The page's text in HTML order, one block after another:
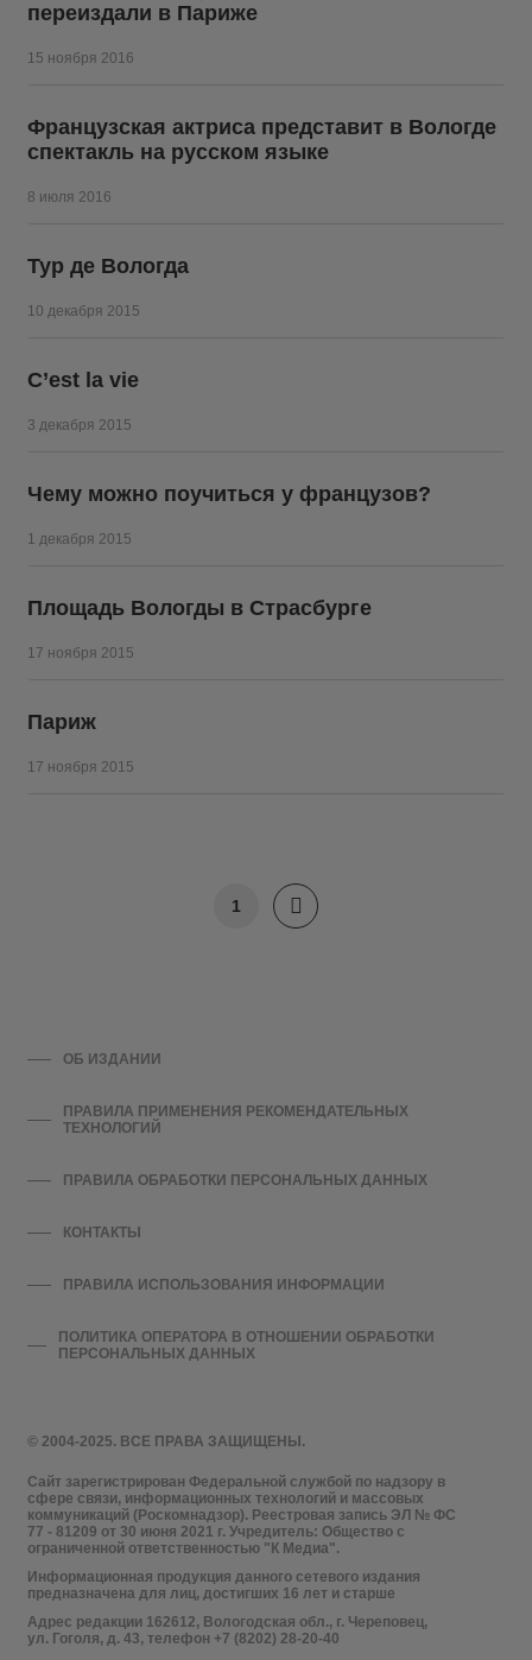
переиздали в Париже
15 ноября 2016
Французская актриса представит в Вологде
спектакль на русском языке
8 июля 2016
Тур де Вологда
10 декабря 2015
C’est la vie
3 декабря 2015
Чему можно поучиться у французов?
1 декабря 2015
Площадь Вологды в Страсбурге
17 ноября 2015
Париж
17 ноября 2015
1
© 2004-2025. ВСЕ ПРАВА ЗАЩИЩЕНЫ.
Сайт зарегистрирован Федеральной службой по надзору в
сфере связи, информационных технологий и массовых
коммуникаций (Роскомнадзор). Реестровая запись ЭЛ № ФС
77 - 81209 от 30 июня 2021 г. Учредитель: Общество с
ограниченной ответственностью "К Медиа".
Информационная продукция данного сетевого издания
предназначена для лиц, достигших 16 лет и старше
Адрес редакции 162612, Вологодская обл., г. Череповец,
ул. Гоголя, д. 43, телефон +7 (8202) 28-20-40
ОБ ИЗДАНИИ
ПРАВИЛА ПРИМЕНЕНИЯ РЕКОМЕНДАТЕЛЬНЫХ
ТЕХНОЛОГИЙ
ПРАВИЛА ОБРАБОТКИ ПЕРСОНАЛЬНЫХ ДАННЫХ
КОНТАКТЫ
ПРАВИЛА ИСПОЛЬЗОВАНИЯ ИНФОРМАЦИИ
ПОЛИТИКА ОПЕРАТОРА В ОТНОШЕНИИ ОБРАБОТКИ
ПЕРСОНАЛЬНЫХ ДАННЫХ